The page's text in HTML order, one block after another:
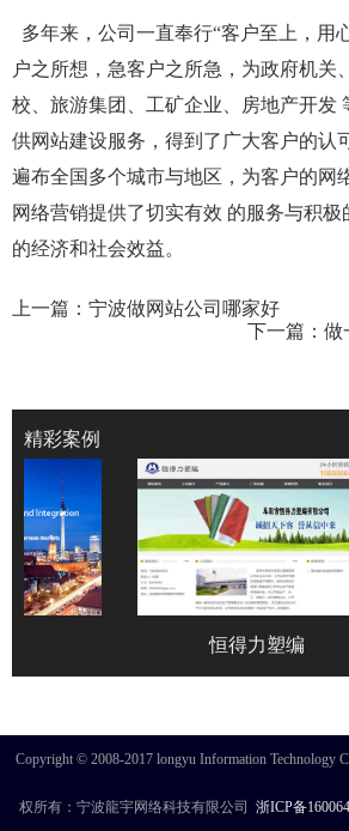
多年来，公司一直奉行“客户至上，用
户之所想，急客户之所急，为政府机关
校、旅游集团、工矿企业、房地产开发
供网站建设服务，得到了广大客户的认
遍布全国多个城市与地区，为客户的网
网络营销提供了切实有效 的服务与积
的经济和社会效益。
上一篇： 宁波做网站公司哪家好
下一篇： 做
精彩案例
恒得力塑编
Copyright © 2008-2017 longyu Information Technology
权所有：宁波龍宇网络科技有限公司 浙ICP备